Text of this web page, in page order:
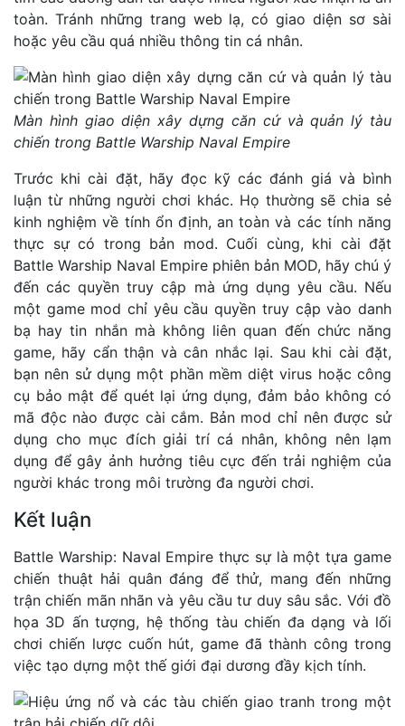
toàn. Tránh những trang web lạ, có giao diện sơ sài
hoặc yêu cầu quá nhiều thông tin cá nhân.
Màn hình giao diện xây dựng căn cứ và quản lý tàu
chiến trong Battle Warship Naval Empire
Trước khi cài đặt, hãy đọc kỹ các đánh giá và bình
luận từ những người chơi khác. Họ thường sẽ chia sẻ
kinh nghiệm về tính ổn định, an toàn và các tính năng
thực sự có trong bản mod. Cuối cùng, khi cài đặt
Battle Warship Naval Empire phiên bản MOD, hãy chú ý
đến các quyền truy cập mà ứng dụng yêu cầu. Nếu
một game mod chỉ yêu cầu quyền truy cập vào danh
bạ hay tin nhắn mà không liên quan đến chức năng
game, hãy cẩn thận và cân nhắc lại. Sau khi cài đặt,
bạn nên sử dụng một phần mềm diệt virus hoặc công
cụ bảo mật để quét lại ứng dụng, đảm bảo không có
mã độc nào được cài cắm. Bản mod chỉ nên được sử
dụng cho mục đích giải trí cá nhân, không nên lạm
dụng để gây ảnh hưởng tiêu cực đến trải nghiệm của
người khác trong môi trường đa người chơi.
Kết luận
Battle Warship: Naval Empire thực sự là một tựa game
chiến thuật hải quân đáng để thử, mang đến những
trận chiến mãn nhãn và yêu cầu tư duy sâu sắc. Với đồ
họa 3D ấn tượng, hệ thống tàu chiến đa dạng và lối
chơi chiến lược cuốn hút, game đã thành công trong
việc tạo dựng một thế giới đại dương đầy kịch tính.